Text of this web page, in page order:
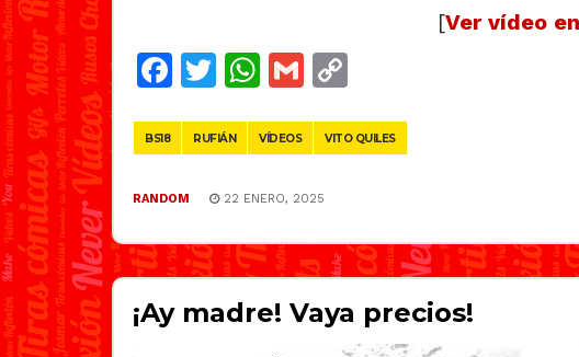
[Ver vídeo
Facebook
Twitter
WhatsApp
Gmail
BS18 RUFIÁN VÍDEOS VITO QUILES
RANDOM 22 ENERO, 2025